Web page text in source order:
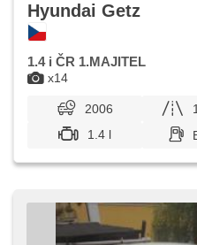
x14
Hyundai Getz
1.4 i ČR 1.MAJITEL
2006
1.4 l